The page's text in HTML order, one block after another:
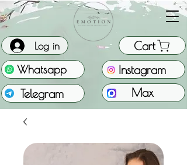
Whatsapp
Cart
Log in
Telegram Max
Instagram